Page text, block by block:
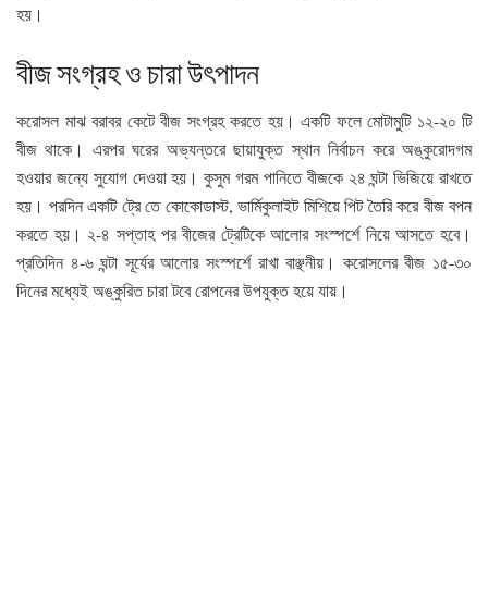
হয়।
বীজ সংগ্রহ ও চারা উৎপাদন
করোসল মাঝ বরাবর কেটে বীজ সংগ্রহ করতে হয়। একটি ফলে মোটামুটি ১২-২০ টি
বীজ থাকে। এরপর ঘরের অভ্যন্তরে ছায়াযুক্ত স্থান নির্বাচন করে অঙ্কুরোদগম
হওয়ার জন্যে সুযোগ দেওয়া হয়। কুসুম গরম পানিতে বীজকে ২৪ ঘন্টা ভিজিয়ে রাখতে
হয়। পরদিন একটি ট্রে তে কোকোডাস্ট, ভার্মিকুলাইট মিশিয়ে পিট তৈরি করে বীজ বপন
করতে হয়। ২-৪ সপ্তাহ পর বীজের ট্রেটিকে আলোর সংস্পর্শে নিয়ে আসতে হবে।
প্রতিদিন ৪-৬ ঘন্টা সূর্যের আলোর সংস্পর্শে রাখা বাঞ্ছনীয়। করোসলের বীজ ১৫-৩০
দিনের মধ্যেই অঙ্কুরিত চারা টবে রোপনের উপযুক্ত হয়ে যায়।